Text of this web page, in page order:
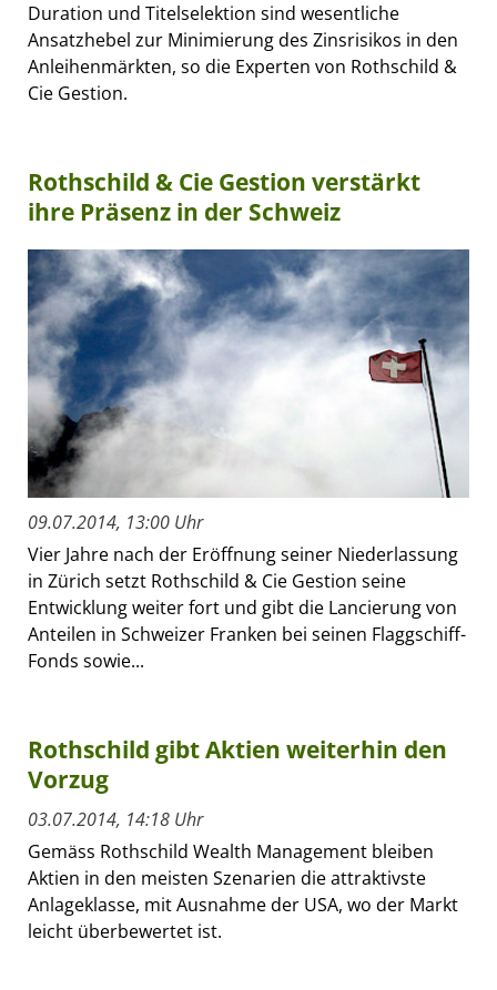
Duration und Titelselektion sind wesentliche
Ansatzhebel zur Minimierung des Zinsrisikos in den
Anleihenmärkten, so die Experten von Rothschild &
Cie Gestion.
Rothschild & Cie Gestion verstärkt
ihre Präsenz in der Schweiz
09.07.2014, 13:00 Uhr
Vier Jahre nach der Eröffnung seiner Niederlassung
in Zürich setzt Rothschild & Cie Gestion seine
Entwicklung weiter fort und gibt die Lancierung von
Anteilen in Schweizer Franken bei seinen Flaggschiff-
Fonds sowie...
Rothschild gibt Aktien weiterhin den
Vorzug
03.07.2014, 14:18 Uhr
Gemäss Rothschild Wealth Management bleiben
Aktien in den meisten Szenarien die attraktivste
Anlageklasse, mit Ausnahme der USA, wo der Markt
leicht überbewertet ist.